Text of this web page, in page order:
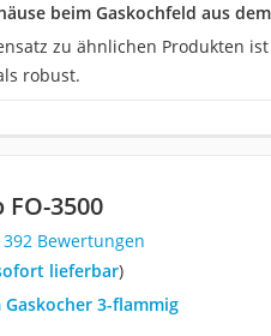
beim Gaskochfeld aus
zu ähnlichen Produkten
robust.
3500
392 Bewertungen
Sofort lieferbar)
Gaskocher 3-flammig